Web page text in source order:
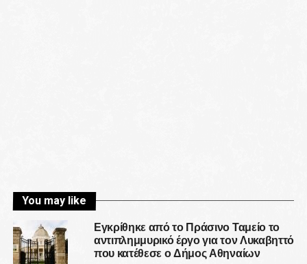
You may like
Εγκρίθηκε από το Πράσινο Ταμείο το
αντιπλημμυρικό έργο για τον Λυκαβηττό
που κατέθεσε ο Δήμος Αθηναίων